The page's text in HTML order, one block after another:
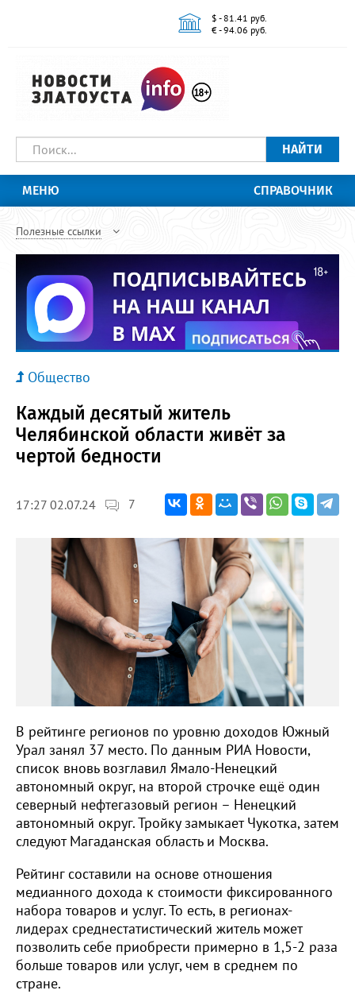
$ - 81.41 руб.
€ - 94.06 руб.
НАЙТИ
МЕНЮ СПРАВОЧНИК
Полезные ссылки
Общество
Каждый десятый житель
Челябинской области живёт за
чертой бедности
17:27 02.07.24 7
В рейтинге регионов по уровню доходов Южный
Урал занял 37 место. По данным РИА Новости,
список вновь возглавил Ямало-Ненецкий
автономный округ, на второй строчке ещё один
северный нефтегазовый регион – Ненецкий
автономный округ. Тройку замыкает Чукотка, затем
следуют Магаданская область и Москва.
Рейтинг составили на основе отношения
медианного дохода к стоимости фиксированного
набора товаров и услуг. То есть, в регионах-
лидерах среднестатистический житель может
позволить себе приобрести примерно в 1,5-2 раза
больше товаров или услуг, чем в среднем по
стране.